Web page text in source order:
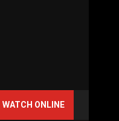
WATCH ONLINE